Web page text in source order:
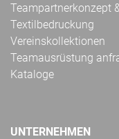
Teampartnerkonzept
Textilbedruckung
Vereinskollektionen
Teamausrüstung
Kataloge
UNTERNEHMEN